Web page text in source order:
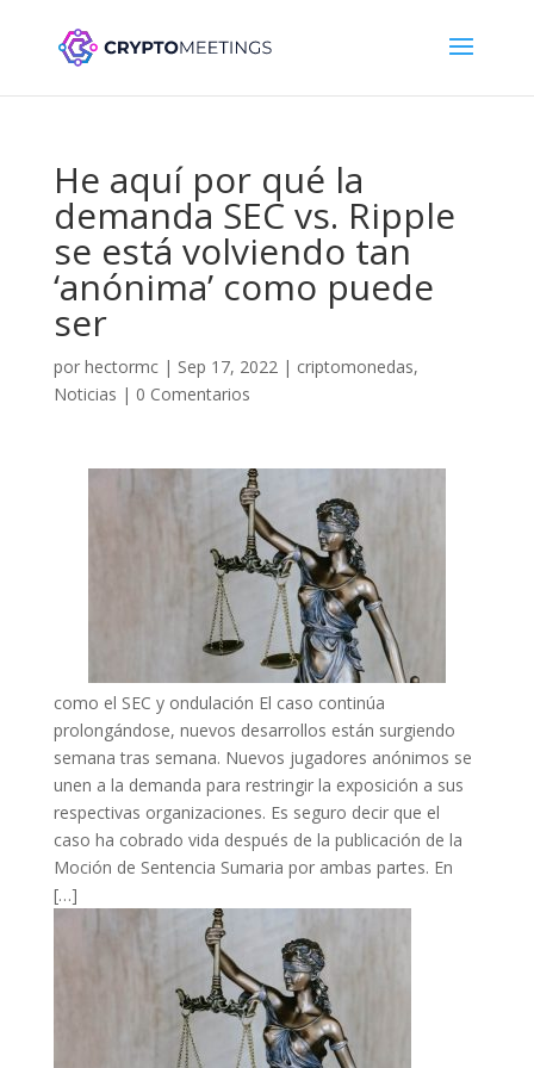
He aquí por qué la
demanda SEC vs. Ripple
se está volviendo tan
‘anónima’ como puede
ser
por hectormc| Sep 17, 2022| criptomonedas,
Noticias | 0 Comentarios
como el SEC y ondulación El caso continúa
prolongándose, nuevos desarrollos están surgiendo
semana tras semana. Nuevos jugadores anónimos se
unen a la demanda para restringir la exposición a sus
respectivas organizaciones. Es seguro decir que el
caso ha cobrado vida después de la publicación de la
Moción de Sentencia Sumaria por ambas partes. En
[…]